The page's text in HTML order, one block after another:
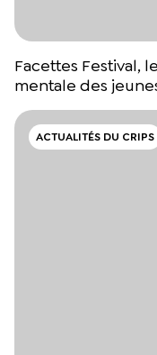
Facettes Festival,
mentale des
ACTUALITÉS DU CRIPS